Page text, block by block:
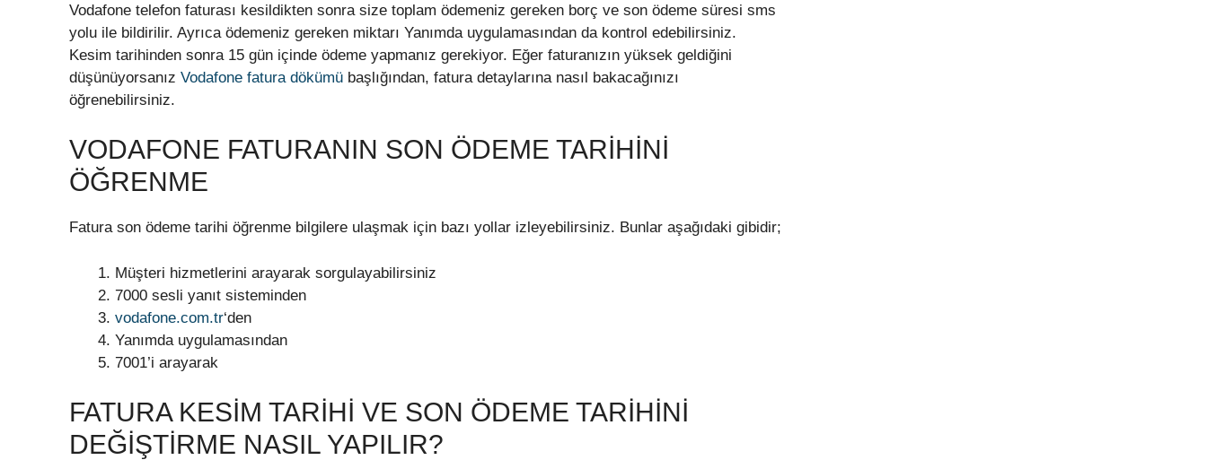
Vodafone telefon faturası kesildikten sonra size toplam ödemeniz gereken borç ve son ödeme süresi sms
yolu ile bildirilir. Ayrıca ödemeniz gereken miktarı Yanımda uygulamasından da kontrol edebilirsiniz.
Kesim tarihinden sonra 15 gün içinde ödeme yapmanız gerekiyor. Eğer faturanızın yüksek geldiğini
düşünüyorsanız Vodafone fatura dökümü başlığından, fatura detaylarına nasıl bakacağınızı
öğrenebilirsiniz.
VODAFONE FATURANIN SON ÖDEME TARIHINI
ÖĞRENME
Fatura son ödeme tarihi öğrenme bilgilere ulaşmak için bazı yollar izleyebilirsiniz. Bunlar aşağıdaki gibidir;
Müşteri hizmetlerini arayarak sorgulayabilirsiniz
7000 sesli yanıt sisteminden
vodafone.com.tr‘den
Yanımda uygulamasından
7001’i arayarak
FATURA KESIM TARIHI VE SON ÖDEME TARIHINI
DEĞIŞTIRME NASIL YAPILIR?